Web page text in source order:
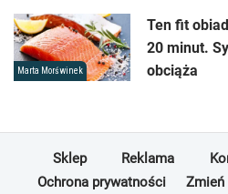
Marta Morświnek
Ten fit
20 minut.
obciąża
Sklep Reklama
Ochrona prywatności
Zmień